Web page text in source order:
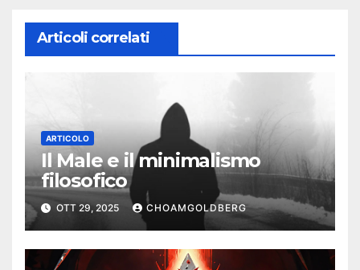
Articoli correlati
ARTICOLO
Il Male e il minimalismo
filosofico
OTT 29, 2025 CHOAMGOLDBERG